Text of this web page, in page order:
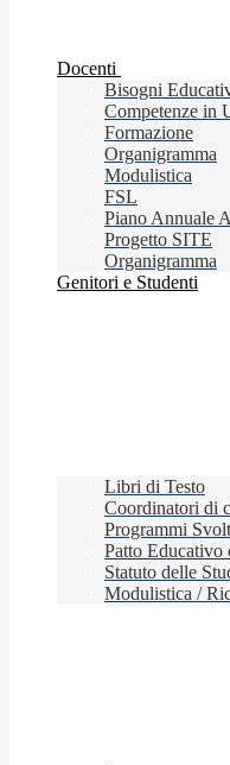
Docenti
Bisogni
Competenze in
Formazione
Organigramma
Modulistica
FSL
Piano Annuale
Progetto SITE
Organigramma
Genitori e Studenti
Libri di Testo
Coordinatori di
Programmi
Patto Educativo
Statuto delle
Modulistica /